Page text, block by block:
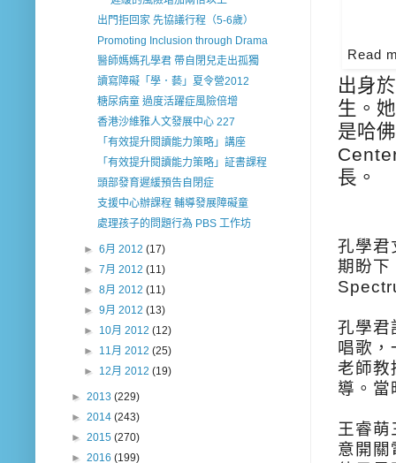
Read
出身
生。
是哈
長。
孔學君
期盼下
孔學君
唱歌，
老師教
導。當
王睿
意開關
出門拒回家 先協議行程（5-6歲）
Promoting Inclusion through Drama
醫師媽媽孔學君 帶自閉兒走出孤獨
讀寫障礙「學．藝」夏令營2012
糖尿病童 過度活躍症風險倍增
香港沙維雅人文發展中心 227
「有效提升閱讀能力策略」講座
「有效提升閱讀能力策略」証書課程
頭部發育遲緩預告自閉症
支援中心辦課程 輔導發展障礙童
處理孩子的問題行為 PBS 工作坊
►6月 2012(17)
►7月 2012(11)
►8月 2012(11)
►9月 2012(13)
► 10月 2012(12)
► 11月 2012(25)
► 12月 2012(19)
► 2013 (229)
► 2014 (243)
► 2015 (270)
► 2016 (199)